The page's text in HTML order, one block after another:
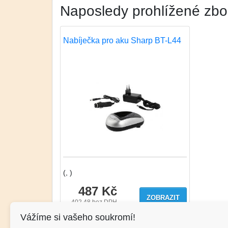
Naposledy prohlížené
Nabíječka pro aku Sharp BT-L44
(, )
487 Kč
402.48 bez DPH
ZOBRAZIT
Vážíme si vašeho soukromí!